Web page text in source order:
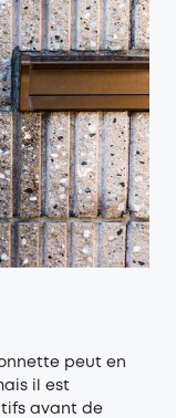
peut en
il est
avant de